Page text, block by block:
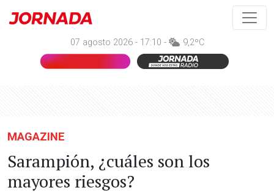
07 agosto 2026 - 17:10 - 9,2ºC
MAGAZINE
Sarampión, ¿cuáles son los
mayores riesgos?